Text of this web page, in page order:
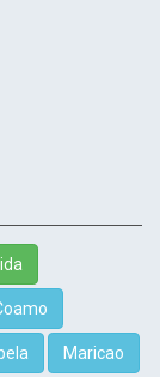
Maricao